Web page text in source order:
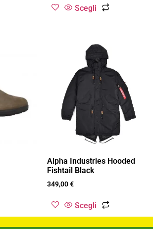
Scegli
Alpha Industries Hooded
Fishtail Black
349,00€
Scegli